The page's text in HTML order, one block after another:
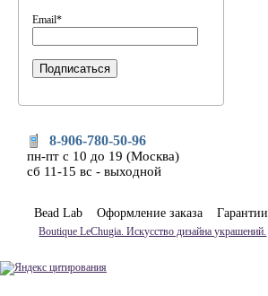
Email*
8-906-780-50-96
пн-пт с 10 до 19 (Москва)
сб 11-15 вс - выходной
Bead Lab Оформление заказа Гарантии
Boutique LeChugia. Искусство дизайна украшений.